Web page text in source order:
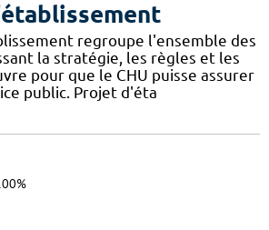
regroupe l'ensemble des
la stratégie, les règles et les
pour que le CHU puisse assurer
public. Projet d'éta